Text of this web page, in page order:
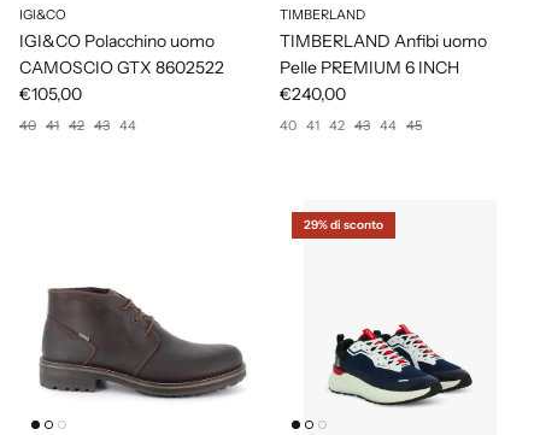
IGI&CO
IGI&CO Polacchino uomo
CAMOSCIO GTX 8602522
€105,00
40 41 42 43 44
TIMBERLAND
TIMBERLAND Anfibi uomo
Pelle PREMIUM 6 INCH
€240,00
40 41 42 43 44 45
29% di sconto